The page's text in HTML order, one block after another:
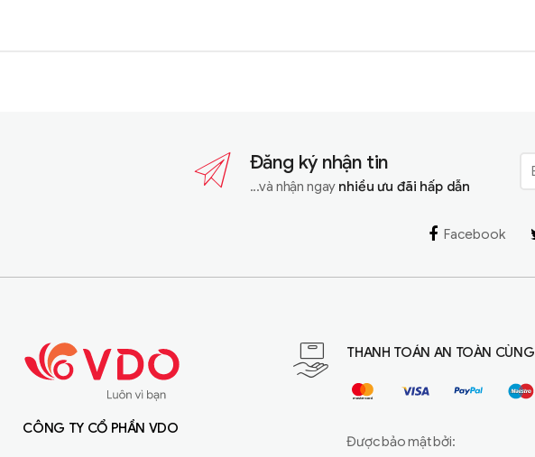
Đăng ký nhận tin
...và nhận ngay nhiều ưu đãi hấp dẫn
Facebook
CÔNG TY CỔ PHẦN VDO
THANH TOÁN AN TOÀN CÙNG
Được bảo mật bởi: